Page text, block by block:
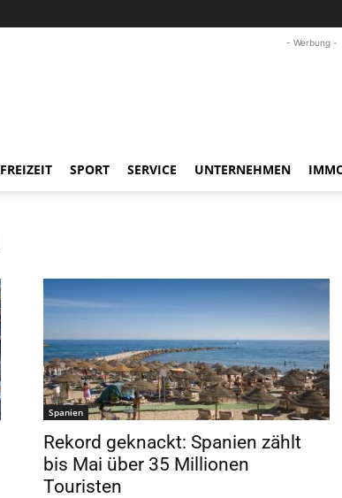
- Werbung -
FREIZEIT SPORT SERVICE UNTERNEHMEN
Spanien
Rekord geknackt: Spanien zählt
bis Mai über 35 Millionen
Touristen